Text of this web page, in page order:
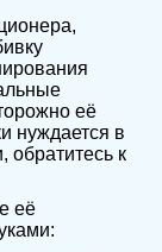
её
нуждается в
обратитесь к
её